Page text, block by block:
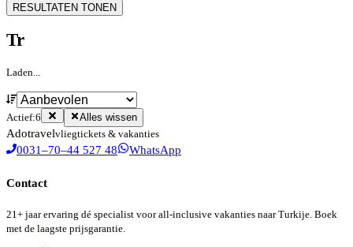
RESULTATEN TONEN
Tr
Laden...
Actief:6 Alles wissen
Adotravelvliegtickets & vakanties
0031–70–44 527 48 WhatsApp
Contact
21+ jaar ervaring dé specialist voor all-inclusive vakanties naar Turkije. Boek
met de laagste prijsgarantie.